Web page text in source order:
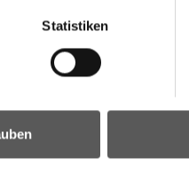
Statistiken